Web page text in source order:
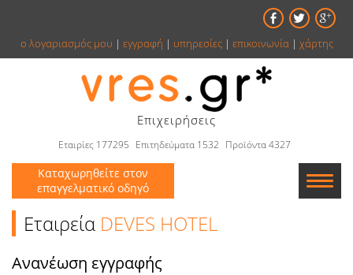
ο λογαριασμός μου | εγγραφή | υπηρεσίες| επικοινωνία| χάρτης
Επιχειρήσεις
Εταιρίες 177295 Επιτηδεύματα 1532 Προϊόντα 4327
Καταχωρηθείτε στον
επαγγελματικό οδηγό
Εταιρείες
Κατάλογος
Εταιρεία DEVES HOTEL
Aνανέωση εγγραφής